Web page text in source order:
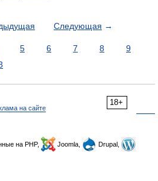
Следующая →
5 6 7 8
9
18+
на сайте
на PHP, Joomla,
Drupal,